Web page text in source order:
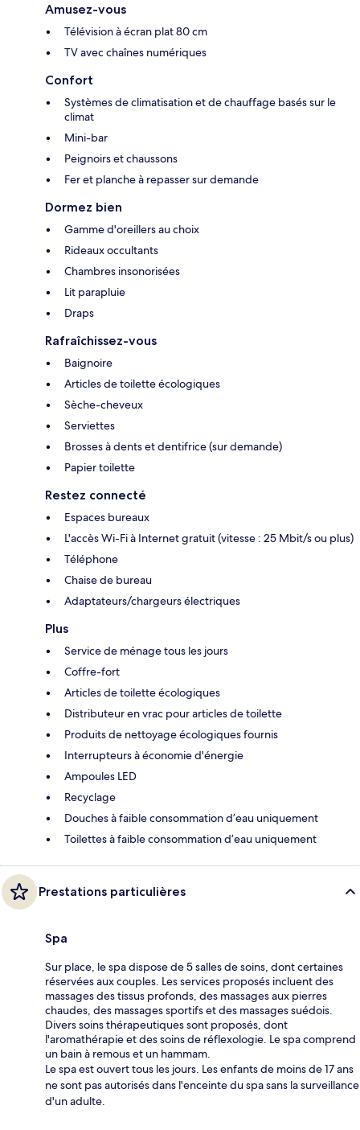
Amusez-vous
Télévision à écran plat 80 cm
TV avec chaînes numériques
Confort
Systèmes de climatisation et de chauffage basés sur le
climat
Mini-bar
Peignoirs et chaussons
Fer et planche à repasser sur demande
Dormez bien
Gamme d'oreillers au choix
Rideaux occultants
Chambres insonorisées
Lit parapluie
Draps
Rafraîchissez-vous
Baignoire
Articles de toilette écologiques
Sèche-cheveux
Serviettes
Brosses à dents et dentifrice (sur demande)
Papier toilette
Restez connecté
Espaces bureaux
L'accès Wi-Fi à Internet gratuit (vitesse : 25 Mbit/s ou plus)
Téléphone
Chaise de bureau
Adaptateurs/chargeurs électriques
Plus
Service de ménage tous les jours
Coffre-fort
Articles de toilette écologiques
Distributeur en vrac pour articles de toilette
Produits de nettoyage écologiques fournis
Interrupteurs à économie d'énergie
Ampoules LED
Recyclage
Douches à faible consommation d’eau uniquement
Toilettes à faible consommation d’eau uniquement
Prestations particulières
Spa
Sur place, le spa dispose de 5 salles de soins, dont certaines
réservées aux couples. Les services proposés incluent des
massages des tissus profonds, des massages aux pierres
chaudes, des massages sportifs et des massages suédois.
Divers soins thérapeutiques sont proposés, dont
l'aromathérapie et des soins de réflexologie. Le spa comprend
un bain à remous et un hammam.
Le spa est ouvert tous les jours. Les enfants de moins de 17 ans
ne sont pas autorisés dans l'enceinte du spa sans la surveillance
d'un adulte.